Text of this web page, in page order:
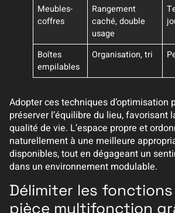
Meubles-
coffres
Rangement
caché, double
usage
Boîtes
empilables
Organisation, tri
Adopter ces techniques d’optimisation
préserver l’équilibre du lieu, favorisant
qualité de vie. L’espace propre et
naturellement à une meilleure
disponibles, tout en dégageant un
dans un environnement modulable.
Délimiter les
pièce multifonction